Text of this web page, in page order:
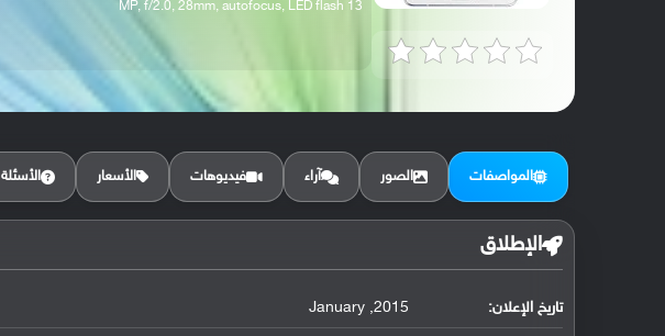
13 MP, f/2.0, 28mm, autofocus, LED flash
المواصفات الصور آراء فيديوهات الأسعار الأسئلة
الإطلاق
تاريخ الإعلان: 2015, January